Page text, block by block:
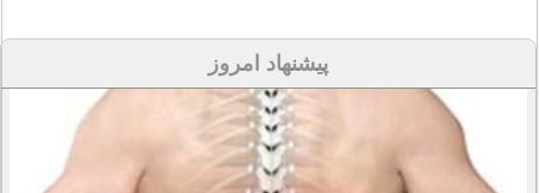
پیشنهاد امروز